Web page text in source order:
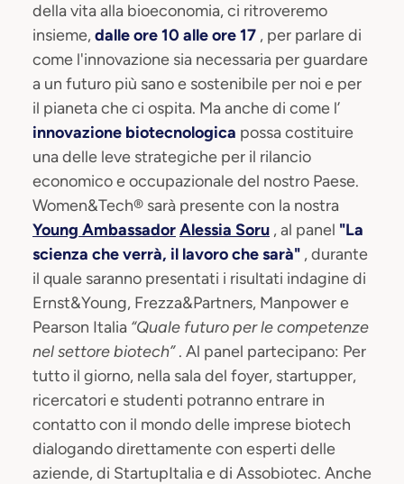
della vita alla bioeconomia, ci ritroveremo
insieme,dalle ore 10 alle ore 17 , per parlare di
come l'innovazione sia necessaria per guardare
a un futuro più sano e sostenibile per noi e per
il pianeta che ci ospita. Ma anche di come l’
innovazione biotecnologica possa costituire
una delle leve strategiche per il rilancio
economico e occupazionale del nostro Paese.
Women&Tech® sarà presente con la nostra
Young AmbassadorAlessia Soru , al panel "La
scienza che verrà, il lavoro che sarà" , durante
il quale saranno presentati i risultati indagine di
Ernst&Young, Frezza&Partners, Manpower e
Pearson Italia “Quale futuro per le competenze
nel settore biotech”. Al panel partecipano: Per
tutto il giorno, nella sala del foyer, startupper,
ricercatori e studenti potranno entrare in
contatto con il mondo delle imprese biotech
dialogando direttamente con esperti delle
aziende, di StartupItalia e di Assobiotec. Anche